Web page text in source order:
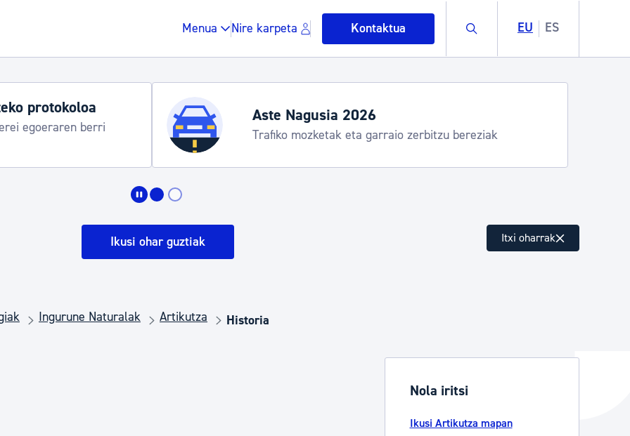
Menua Nire karpeta Kontaktua Buscar EU ES
Gune publikoa, hondakinak eta ingurumena
Euskara
Berdintasuna, Giza Eskubideak eta bizikidetza
protokoloa
egoeraren berri
Aste Nagusia 2026
Trafiko mozketak eta garraio zerbitzu bereziak
Ikusi ohar guztiak Itxi oharrak
Ingurune Naturalak Artikutza Historia
Nola iritsi
Ikusi Artikutza mapan